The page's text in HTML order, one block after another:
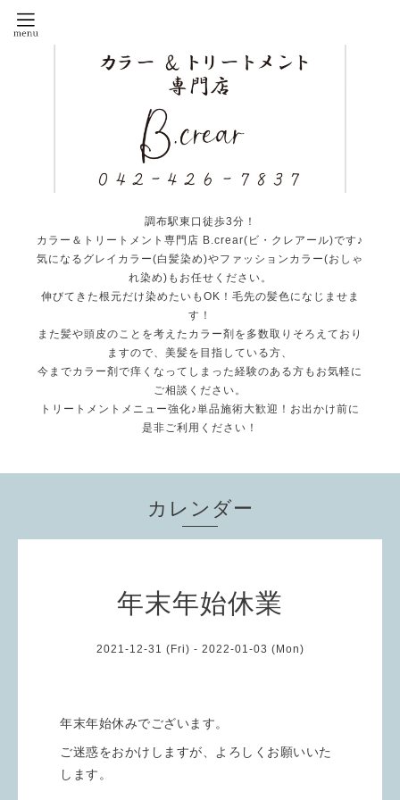
調布駅東口徒歩3分！
カラー＆トリートメント専門店 B.crear(ビ・クレアール)です♪
気になるグレイカラー(白髪染め)やファッションカラー(おしゃ
れ染め)もお任せください。
伸びてきた根元だけ染めたいもOK！毛先の髪色になじませま
す！
また髪や頭皮のことを考えたカラー剤を多数取りそろえており
ますので、美髪を目指している方、
今までカラー剤で痒くなってしまった経験のある方もお気軽に
ご相談ください。
トリートメントメニュー強化♪単品施術大歓迎！お出かけ前に
是非ご利用ください！
カレンダー
年末年始休業
2021-12-31 (Fri) - 2022-01-03 (Mon)
年末年始休みでございます。
ご迷惑をおかけしますが、よろしくお願いいた
します。